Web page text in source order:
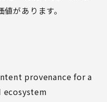
があります。
provenance for a
ecosystem